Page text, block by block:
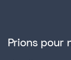
Prions pour